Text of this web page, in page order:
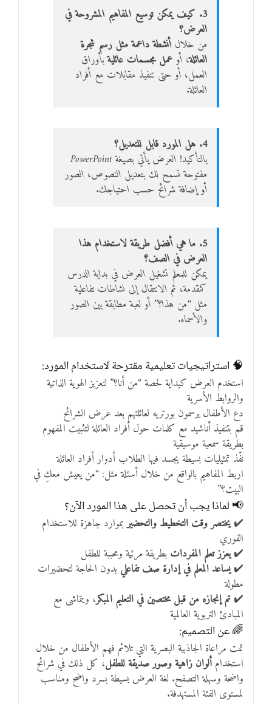
3. كيف يمكن توسيع المفاهيم المشروحة في
العرض؟
من خلالأنشطة داعمة مثل رسم شجرة
العائلة، أوعمل مجسمات عائليةبأوراق
العمل، أو حتى تنفيذ مقابلات مع أفراد
العائلة.
4. هل المورد قابل للتعديل؟
بالتأكيد! العرض يأتي بصيغة PowerPoint
مفتوحة تسمح لك بتعديل النصوص، الصور
أو إضافة شرائح حسب احتياجك.
5. ما هي أفضل طريقة لاستخدام هذا
العرض في الصف؟
يمكن للمعلم تشغيل العرض في بداية الدرس
كمقدمة، ثم الانتقال إلى نشاطات تفاعلية
مثل “من هذا؟” أو لعبة مطابقة بين الصور
والأسماء.
🧠 استراتيجيات تعليمية مقترحة لاستخدام المورد:
استخدم العرض كبداية لحصة “من أنا؟” لتعزيز الهوية الذاتية
والروابط الأسرية
دع الأطفال يرسمون بورتريه لعائلتهم بعد عرض الشرائح
قم بتنفيذ أناشيد مع كلمات حول أفراد العائلة لتثبيت المفهوم
بطريقة سمعية موسيقية
نفّذ تمثيليات بسيطة يجسد فيها الطلاب أدوار أفراد العائلة
اربط المفاهيم بالواقع من خلال أسئلة مثل: “من يعيش معكِ في
البيت؟”
📢 لماذا يجب أن تحصل على هذا المورد الآن؟
✔️يختصر وقت التخطيط والتحضيربموارد جاهزة للاستخدام
الفوري
✔️يعزز تعلم المفردات بطريقة مرئية ومحببة للطفل
✔️يساعد المعلم في إدارة صف تفاعلي بدون الحاجة لتحضيرات
مطولة
✔️ تم إنجازه من قبل مختصين في التعليم المبكر، ويتماشى مع
المبادئ التربوية العالمية
🌈 عن التصميم:
تمت مراعاة الجاذبية البصرية التي تلائم فهم الأطفال من خلال
استخدامألوان زاهية وصور صديقة للطفل، كل ذلك في شرائح
واضحة وسهلة التصفح. لغة العرض بسيطة بسرد واضح ومناسب
لمستوى الفئة المستهدفة.